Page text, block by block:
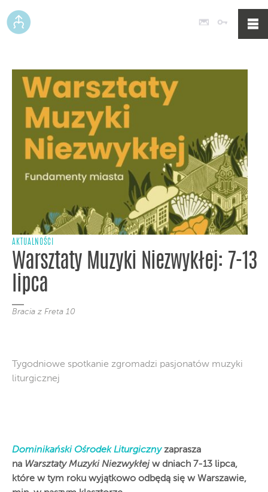
Poczta
AKTUALNOŚCI
Warsztaty Muzyki Niezwykłej: 7-13
lipca
Bracia z Freta 10
Tygodniowe spotkanie zgromadzi pasjonatów muzyki
liturgicznej
Dominikański Ośrodek Liturgicznyzaprasza
na Warsztaty Muzyki Niezwykłej w dniach 7-13 lipca,
które w tym roku wyjątkowo odbędą się w Warszawie,